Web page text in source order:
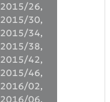
2015/26,
2015/30,
2015/34,
2015/38,
2015/42,
2015/46,
2016/02,
2016/06,